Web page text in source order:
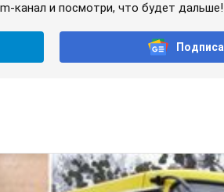
канал и посмотри, что будет дальше!